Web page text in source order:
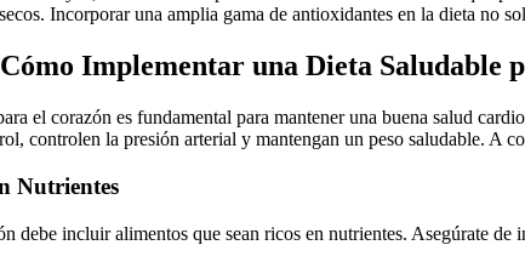
Incorporar una amplia gama de antioxidantes en la dieta no
Implementar una Dieta Saludable
el corazón es fundamental para mantener una buena salud
controlen la presión arterial y mantengan un peso saludable. A
Nutrientes
debe incluir alimentos que sean ricos en nutrientes. Asegúrate de